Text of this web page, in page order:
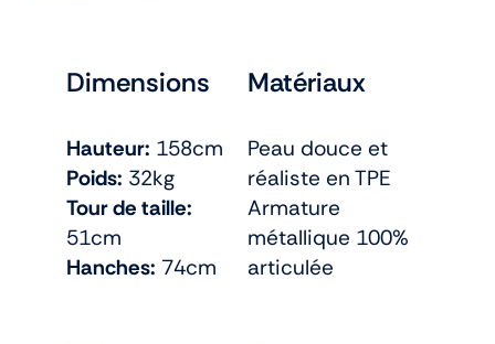
Dimensions
Hauteur: 158cm
Poids: 32kg
Tour de taille:
51cm
Hanches: 74cm
Matériaux
Peau douce et
réaliste en TPE
Armature
métallique 100%
articulée